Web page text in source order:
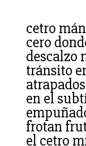
cetro
cero
descalzo
tránsito
en el
frotan
el cetro